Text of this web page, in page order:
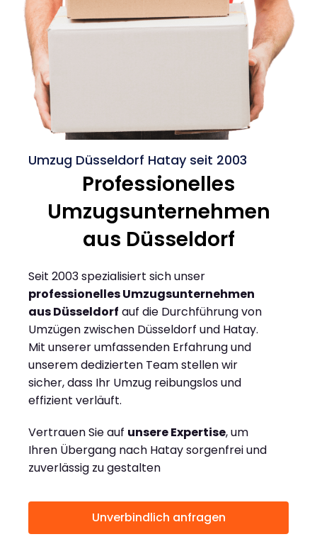
Umzug Düsseldorf Hatay seit 2003
Professionelles
Umzugsunternehmen
aus Düsseldorf
Seit 2003 spezialisiert sich unser
professionelles Umzugsunternehmen
aus Düsseldorf auf die Durchführung von
Umzügen zwischen Düsseldorf und Hatay.
Mit unserer umfassenden Erfahrung und
unserem dedizierten Team stellen wir
sicher, dass Ihr Umzug reibungslos und
effizient verläuft.
Vertrauen Sie auf unsere Expertise, um
Ihren Übergang nach Hatay sorgenfrei und
zuverlässig zu gestalten
Unverbindlich anfragen